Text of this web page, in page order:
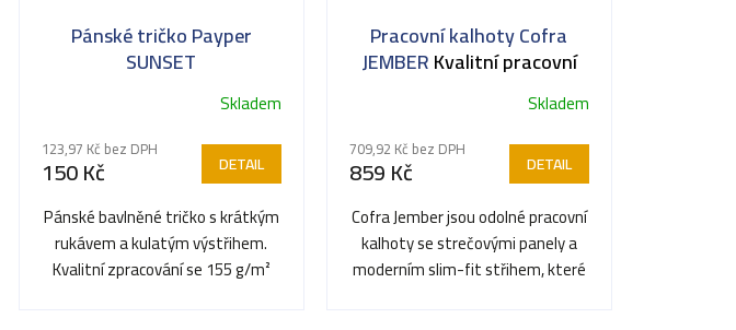
Pánské tričko Payper
SUNSET
Skladem
123,97 Kč bez DPH
150 Kč DETAIL
Pánské bavlněné tričko s krátkým
rukávem a kulatým výstřihem.
Kvalitní zpracování se 155 g/m²
Pracovní kalhoty Cofra
JEMBERKvalitní pracovní
produktu
je
5,0
5
Skladem
709,92 Kč bez DPH
859 Kč DETAIL
Cofra Jember jsou odolné pracovní
kalhoty se strečovými panely a
moderním slim-fit střihem, které